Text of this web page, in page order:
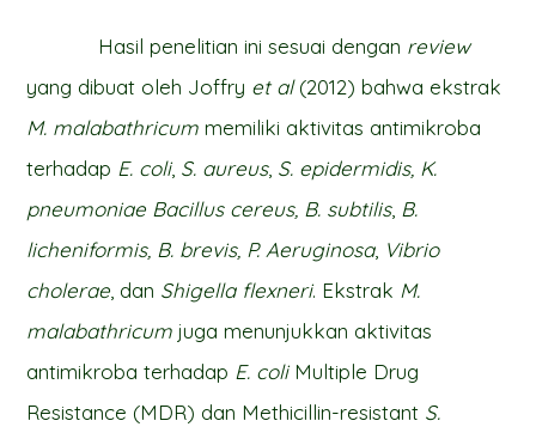
Hasil penelitian ini sesuai dengan review
yang dibuat oleh Joffry et al(2012) bahwa ekstrak
M. malabathricummemiliki aktivitas antimikroba
terhadap E. coli, S. aureus, S. epidermidis, K.
pneumoniae Bacillus cereus, B. subtilis, B.
licheniformis, B. brevis, P. Aeruginosa, Vibrio
cholerae , dan Shigella flexneri. Ekstrak M.
malabathricumjuga menunjukkan aktivitas
antimikroba terhadap E. coliMultiple Drug
Resistance (MDR) dan Methicillin-resistant S.